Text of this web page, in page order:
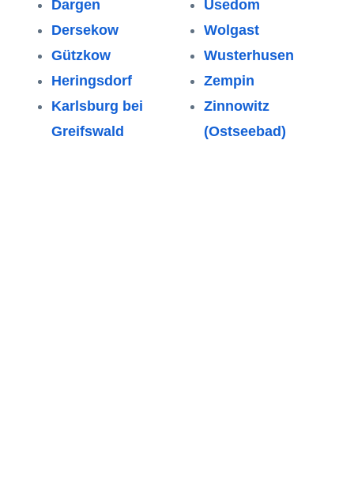
Dargen
Dersekow
Gützkow
Heringsdorf
Karlsburg bei
Greifswald
Usedom
Wolgast
Wusterhusen
Zempin
Zinnowitz
(Ostseebad)